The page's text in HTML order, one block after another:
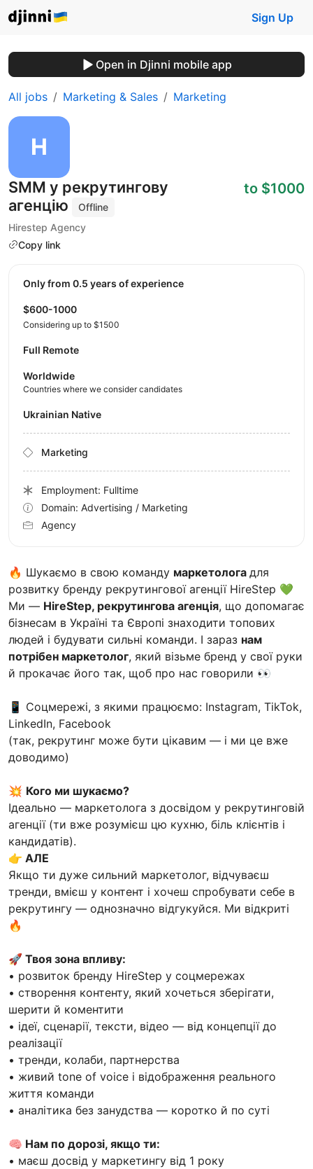
Sign Up
Open in Djinni mobile app
All jobs Marketing & Sales Marketing
SMM у рекрутингову
агенцію
Offline
Hirestep Agency
Copy link
to $1000
🔥 Шукаємо в свою команду маркетолога для
розвитку бренду рекрутингової агенції HireStep 💚
Ми — HireStep, рекрутингова агенція, що допомагає
бізнесам в Україні та Європі знаходити топових
людей і будувати сильні команди. І зараз нам
потрібен маркетолог, який візьме бренд у свої руки
й прокачає його так, щоб про нас говорили 👀
📱 Соцмережі, з якими працюємо: Instagram, TikTok,
LinkedIn, Facebook
(так, рекрутинг може бути цікавим — і ми це вже
доводимо)
💥 Кого ми шукаємо?
Ідеально — маркетолога з досвідом у рекрутинговій
агенції (ти вже розумієш цю кухню, біль клієнтів і
кандидатів).
👉 АЛЕ
Якщо ти дуже сильний маркетолог, відчуваєш
тренди, вмієш у контент і хочеш спробувати себе в
рекрутингу — однозначно відгукуйся. Ми відкриті
🔥
🚀 Твоя зона впливу:
• розвиток бренду HireStep у соцмережах
• створення контенту, який хочеться зберігати,
шерити й коментити
• ідеї, сценарії, тексти, відео — від концепції до
реалізації
• тренди, колаби, партнерства
• живий tone of voice і відображення реального
життя команди
• аналітика без занудства — коротко й по суті
🧠 Нам по дорозі, якщо ти:
• маєш досвід у маркетингу від 1 року
Only from 0.5 years of experience
$600-1000
Considering up to $1500
Full Remote
Worldwide
Countries where we consider candidates
Ukrainian Native
Marketing
Employment: Fulltime
Domain: Advertising / Marketing
Agency